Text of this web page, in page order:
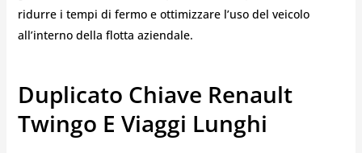
ridurre i tempi di fermo e ottimizzare l’uso del veicolo
all’interno della flotta aziendale.
Duplicato Chiave Renault
Twingo E Viaggi Lunghi